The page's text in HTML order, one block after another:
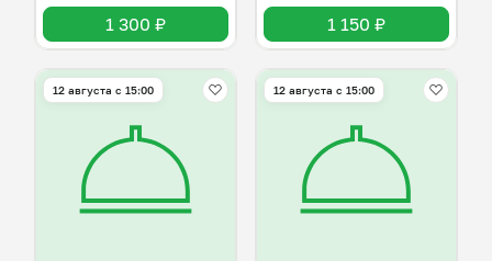
1 300 ₽ 1 150 ₽
12 августа с 15:00 12 августа с 15:00